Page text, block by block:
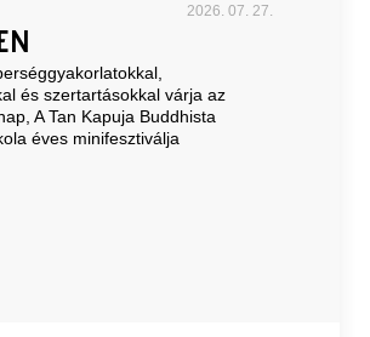
2026. 07. 27.
és szertartásokkal várja az
A Tan Kapuja Buddhista
éves minifesztiválja